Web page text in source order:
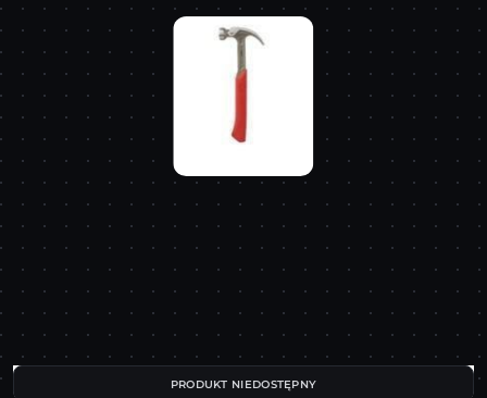
PRODUKT NIEDOSTĘPNY